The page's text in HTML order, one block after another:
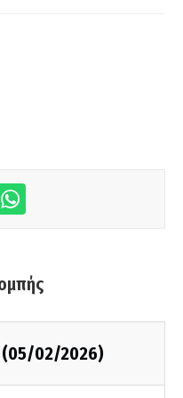
(05/02/2026)